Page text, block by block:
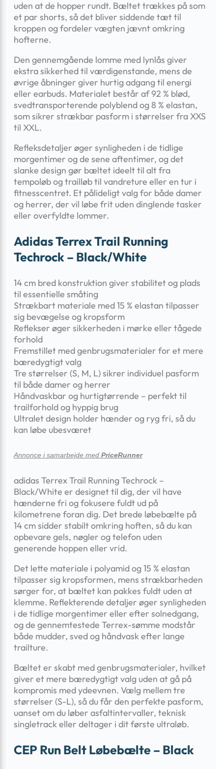
uden at de hopper rundt. Bæltet trækkes på som
et par shorts, så det bliver siddende tæt til
kroppen og fordeler vægten jævnt omkring
hofterne.
Den gennemgående lomme med lynlås giver
ekstra sikkerhed til værdigenstande, mens de
øvrige åbninger giver hurtig adgang til energi
eller earbuds. Materialet består af 92 % blød,
svedtransporterende polyblend og 8 % elastan,
som sikrer strækbar pasform i størrelser fra XXS
til XXL.
Refleksdetaljer øger synligheden i de tidlige
morgentimer og de sene aftentimer, og det
slanke design gør bæltet ideelt til alt fra
tempoløb og trailløb til vandreture eller en tur i
fitnesscentret. Et pålideligt valg for både damer
og herrer, der vil løbe frit uden dinglende tasker
eller overfyldte lommer.
Adidas Terrex Trail Running
Techrock – Black/White
14 cm bred konstruktion giver stabilitet og plads
til essentielle småting
Strækbart materiale med 15 % elastan tilpasser
sig bevægelse og kropsform
Reflekser øger sikkerheden i mørke eller tågede
forhold
Fremstillet med genbrugsmaterialer for et mere
bæredygtigt valg
Tre størrelser (S, M, L) sikrer individuel pasform
til både damer og herrer
Håndvaskbar og hurtigtørrende – perfekt til
trailforhold og hyppig brug
Ultralet design holder hænder og ryg fri, så du
kan løbe ubesværet
Annonce i samarbejde med PriceRunner
adidas Terrex Trail Running Techrock –
Black/White er designet til dig, der vil have
hænderne fri og fokusere fuldt ud på
kilometrene foran dig. Det brede løbebælte på
14 cm sidder stabilt omkring hoften, så du kan
opbevare gels, nøgler og telefon uden
generende hoppen eller vrid.
Det lette materiale i polyamid og 15 % elastan
tilpasser sig kropsformen, mens strækbarheden
sørger for, at bæltet kan pakkes fuldt uden at
klemme. Reflekterende detaljer øger synligheden
i de tidlige morgentimer eller efter solnedgang,
og de gennemtestede Terrex-sømme modstår
både mudder, sved og håndvask efter lange
trailture.
Bæltet er skabt med genbrugsmaterialer, hvilket
giver et mere bæredygtigt valg uden at gå på
kompromis med ydeevnen. Vælg mellem tre
størrelser (S-L), så du får den perfekte pasform,
uanset om du løber asfaltintervaller, teknisk
singletrack eller deltager i dit første ultraløb.
CEP Run Belt Løbebælte – Black